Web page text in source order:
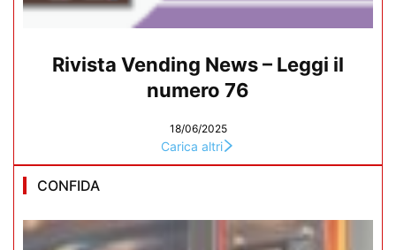
Rivista Vending News – Leggi il
numero 76
18/06/2025
Carica altri
CONFIDA